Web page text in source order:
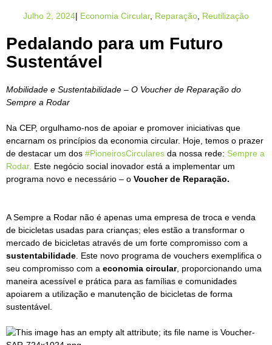
Julho 2, 2024| Economia Circular, Reparação Reutilização
Pedalando para um Futuro
Sustentável
Mobilidade e Sustentabilidade – O Voucher de Reparação do
Sempre a Rodar
Na CEP, orgulhamo-nos de apoiar e promover iniciativas que
encarnam os princípios da economia circular. Hoje, temos o prazer
de destacar um dos #PioneirosCirculares da nossa rede: Sempre a
Rodar. Este negócio social inovador está a implementar um
programa novo e necessário – o Voucher de Reparação.
A Sempre a Rodar não é apenas uma empresa de troca e venda
de bicicletas usadas para crianças; eles estão a transformar o
mercado de bicicletas através de um forte compromisso com a
sustentabilidade . Este novo programa de vouchers exemplifica o
seu compromisso com a economia circular, proporcionando uma
maneira acessível e prática para as famílias e comunidades
apoiarem a utilização e manutenção de bicicletas de forma
sustentável.